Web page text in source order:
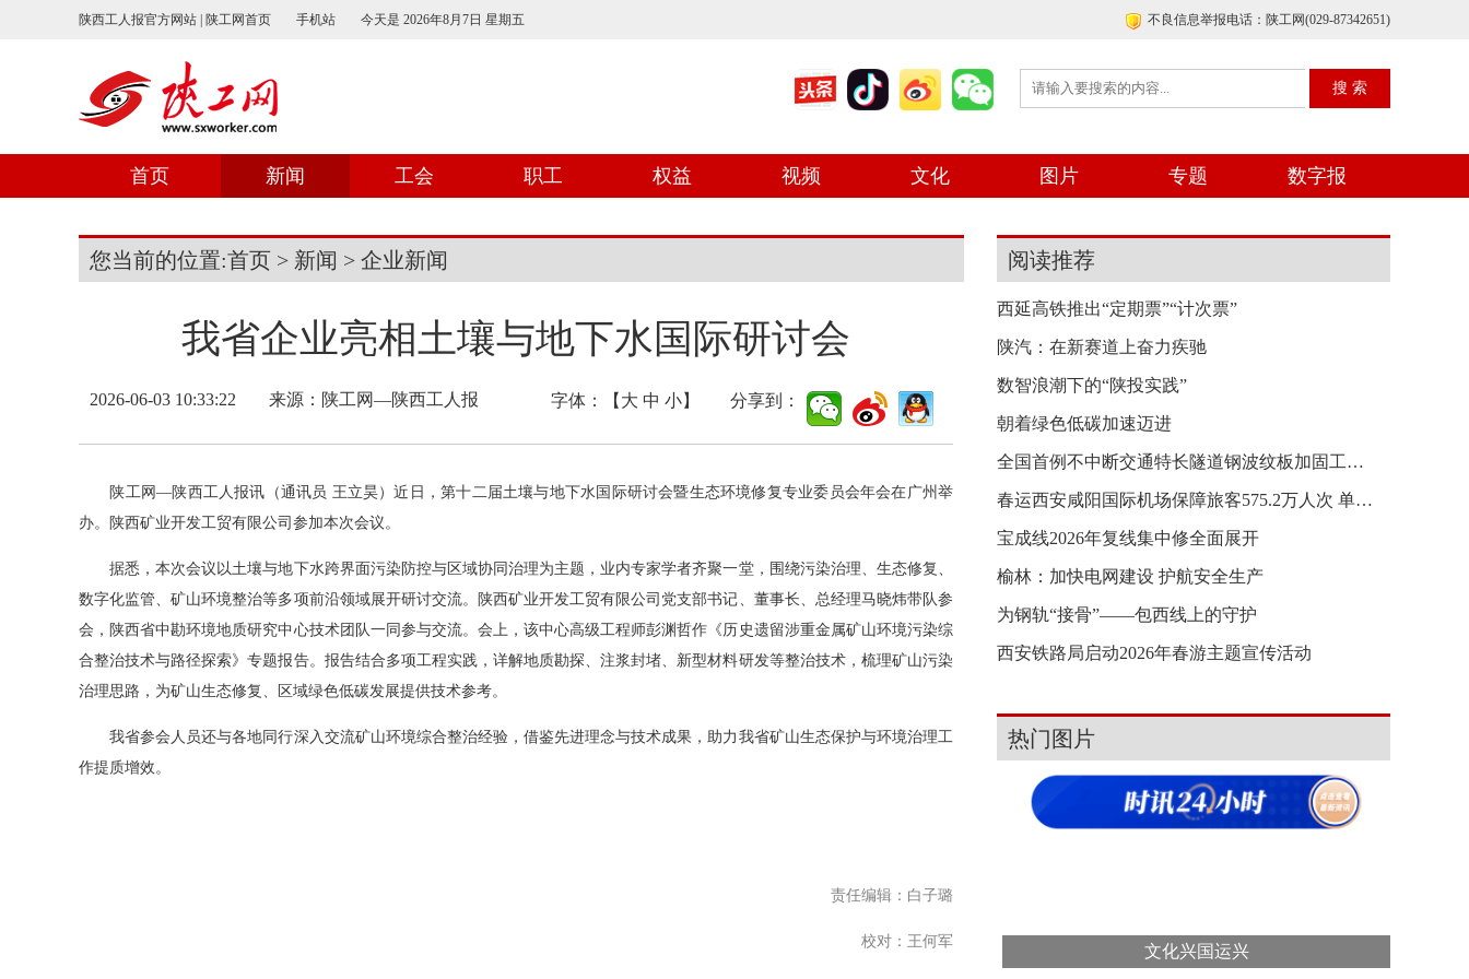
陕西工人报官方网站 | 陕工网首页 手机站 今天是 2026年8月7日 星期五 不良信息举报电话：陕工网(029-87342651)
首页 新闻 工会 职工 权益 视频 文化 图片 专题 数字报
您当前的位置:首页 > 新闻 > 企业新闻
我省企业亮相土壤与地下水国际研讨会
2026-06-03 10:33:22 来源： 陕工网—陕西工人报 字体：【 大 中 小】 分享到：
陕工网—陕西工人报讯（通讯员 王立昊）近日，第十二届土壤与地下水国际研讨会暨生态环境修复专业委员会年会在广州举
办。陕西矿业开发工贸有限公司参加本次会议。
据悉，本次会议以土壤与地下水跨界面污染防控与区域协同治理为主题，业内专家学者齐聚一堂，围绕污染治理、生态修复、
数字化监管、矿山环境整治等多项前沿领域展开研讨交流。陕西矿业开发工贸有限公司党支部书记、董事长、总经理马晓炜带队参
会，陕西省中勘环境地质研究中心技术团队一同参与交流。会上，该中心高级工程师彭渊哲作《历史遗留涉重金属矿山环境污染综
合整治技术与路径探索》专题报告。报告结合多项工程实践，详解地质勘探、注浆封堵、新型材料研发等整治技术，梳理矿山污染
治理思路，为矿山生态修复、区域绿色低碳发展提供技术参考。
我省参会人员还与各地同行深入交流矿山环境综合整治经验，借鉴先进理念与技术成果，助力我省矿山生态保护与环境治理工
作提质增效。
责任编辑：白子璐
校对：王何军
阅读推荐
西延高铁推出“定期票”“计次票”
陕汽：在新赛道上奋力疾驰
数智浪潮下的“陕投实践”
朝着绿色低碳加速迈进
全国首例不中断交通特长隧道钢波纹板加固工程顺利
春运西安咸阳国际机场保障旅客575.2万人次 单日最
宝成线2026年复线集中修全面展开
榆林：加快电网建设 护航安全生产
为钢轨“接骨”——包西线上的守护
西安铁路局启动2026年春游主题宣传活动
热门图片
文化兴国运兴